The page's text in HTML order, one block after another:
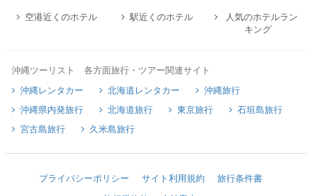
空港近くのホテル 駅近くのホテル
人気のホテルラン
キング
沖縄ツーリスト 各方面旅行・ツアー関連サイト
沖縄レンタカー
北海道レンタカー
沖縄旅行
沖縄県内発旅行
北海道旅行 東京旅行
石垣島旅行
宮古島旅行
久米島旅行
プライバシーポリシー サイト利用規約
旅行条件書